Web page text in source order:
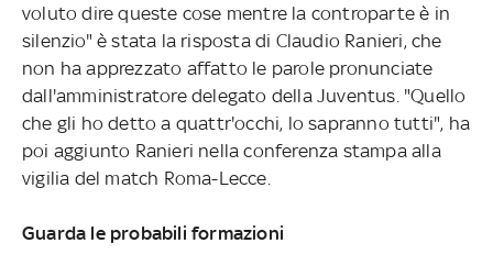
voluto dire queste cose mentre la controparte è in
silenzio" è stata la risposta di Claudio Ranieri, che
non ha apprezzato affatto le parole pronunciate
dall'amministratore delegato della Juventus. "Quello
che gli ho detto a quattr'occhi, lo sapranno tutti", ha
poi aggiunto Ranieri nella conferenza stampa alla
vigilia del match Roma-Lecce.
Guarda le probabili formazioni